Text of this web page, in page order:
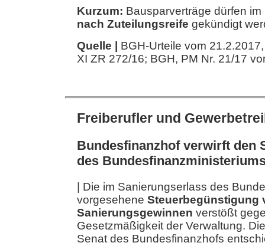
Kurzum: Bausparverträge dürfen
nach Zuteilungsreife gekündigt
Quelle | BGH-Urteile vom
XI ZR 272/16; BGH, PM Nr. 21/17
Freiberufler und
Bundesfinanzhof verwirft den
des
| Die im Sanierungserlass des
vorgesehene Steuerbegünstigung
Sanierungsgewinnen verstößt
Gesetzmäßigkeit der Verwaltung.
Senat des Bundesfinanzhofs